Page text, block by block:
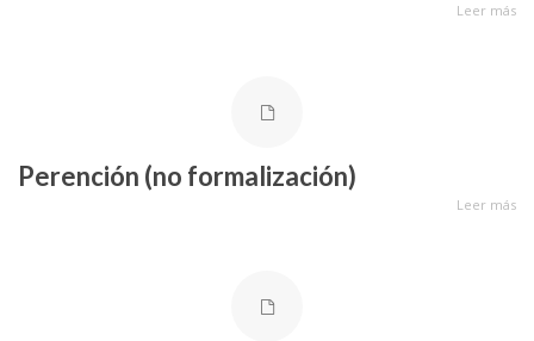
Leer más
Perención (no formalización)
Leer más